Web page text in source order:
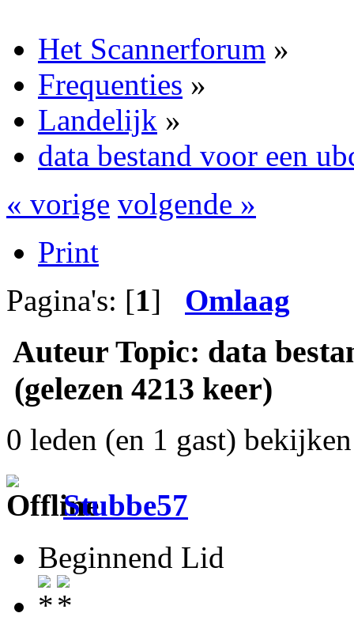
Het Scannerforum »
Frequenties »
Landelijk »
data bestand voor een
« vorige volgende »
Print
Pagina's: [1] Omlaag
Auteur Topic: data
(gelezen 4213 keer)
0 leden (en 1 gast)
Stubbe57
Beginnend Lid